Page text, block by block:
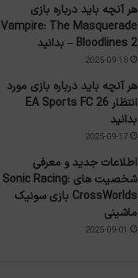
هر آنچه باید درباره بازی
Vampire: The Masquerade
– Bloodlines 2 بدانید
2025-09-18
هر آنچه باید درباره بازی مورد
انتظار EA Sports FC 26
بدانید
2025-09-17
اطلاعات جدید و معرفی
شخصیت های Sonic Racing:
CrossWorlds بازی سونیک
ماشینی
2025-09-01